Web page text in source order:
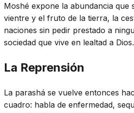
Moshé expone la abundancia que
vientre y el fruto de la tierra, la
naciones sin pedir prestado a
sociedad que vive en lealtad a Dios.
La Reprensión
La parashá se vuelve entonces
cuadro: habla de enfermedad,